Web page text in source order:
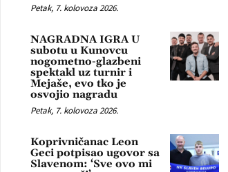
Petak, 7. kolovoza 2026.
NAGRADNA IGRA U
subotu u Kunovcu
nogometno-glazbeni
spektakl uz turnir i
Mejaše, evo tko je
osvojio nagradu
Petak, 7. kolovoza 2026.
Koprivničanac Leon
Geci potpisao ugovor sa
Slavenom: ‘Sve ovo mi